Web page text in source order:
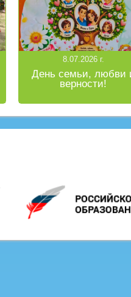
8.07.2026 г.
День семьи, любви
верности!